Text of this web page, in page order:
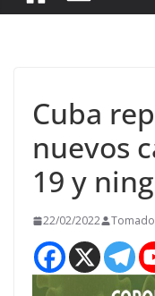
Cuba
nuevos
19 y
22/02/2022